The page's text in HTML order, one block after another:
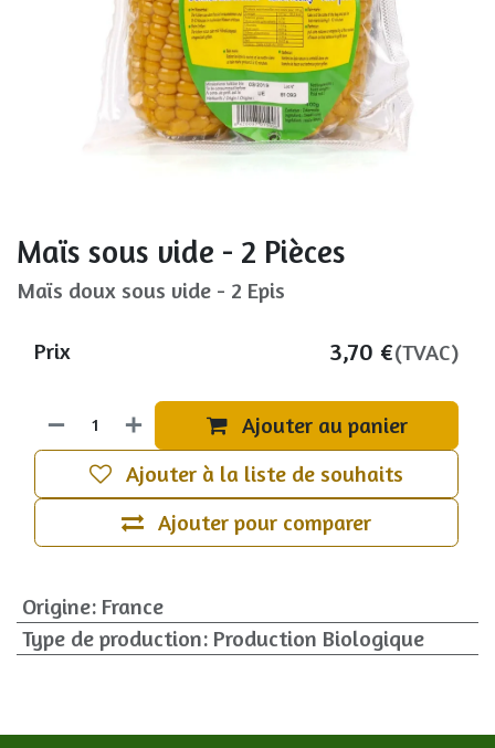
Maïs sous vide - 2 Pièces
Maïs doux sous vide - 2 Epis
Ajouter au panier
Ajouter pour comparer
Ajouter à la liste de souhaits
Prix 3,70 €(TVAC)
Origine: France
Type de production: Production Biologique